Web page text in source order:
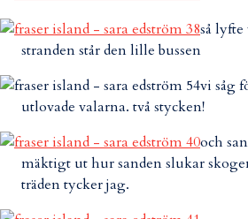
så lyfte
stranden står den lille bussen
vi såg
utlovade valarna. två stycken!
och
mäktigt ut hur sanden slukar
träden tycker jag.